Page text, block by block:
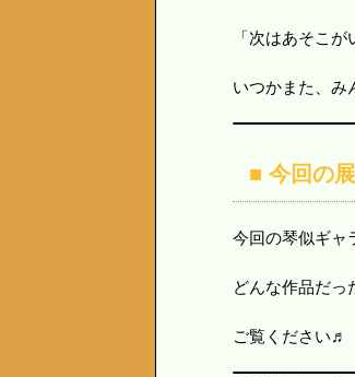
「次はあそこ
いつかまた、み
■ 今回の
今回の琴似ギャ
どんな作品だっ
ご覧ください♬